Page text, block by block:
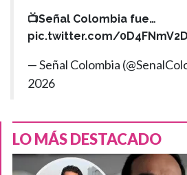
📺Señal Colombia fue…
pic.twitter.com/
— Señal Colombia
2026
LO MÁS DESTACADO